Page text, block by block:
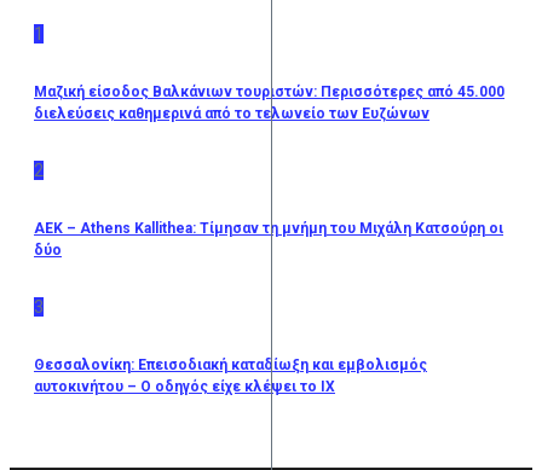
1
Μαζική είσοδος Βαλκάνιων τουριστών: Περισσότερες από 45.000
διελεύσεις καθημερινά από το τελωνείο των Ευζώνων
2
ΑΕΚ – Athens Kallithea: Τίμησαν τη μνήμη του Μιχάλη Κατσούρη οι
δύο
3
Θεσσαλονίκη: Επεισοδιακή καταδίωξη και εμβολισμός
αυτοκινήτου – Ο οδηγός είχε κλέψει το ΙΧ